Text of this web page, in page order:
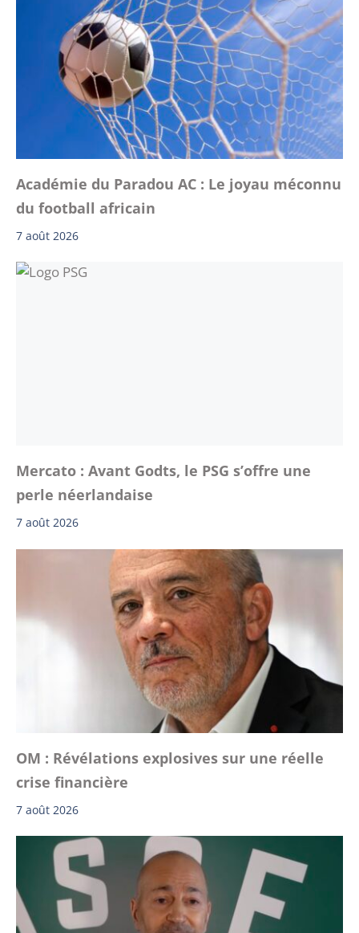
Académie du Paradou AC : Le joyau méconnu
du football africain
7 août 2026
Mercato : Avant Godts, le PSG s’offre une
perle néerlandaise
7 août 2026
OM : Révélations explosives sur une réelle
crise financière
7 août 2026